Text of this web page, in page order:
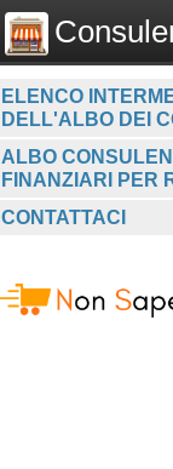
ELENCO
DELL'ALBO DEI
ALBO
FINANZIARI PER
CONTATTACI